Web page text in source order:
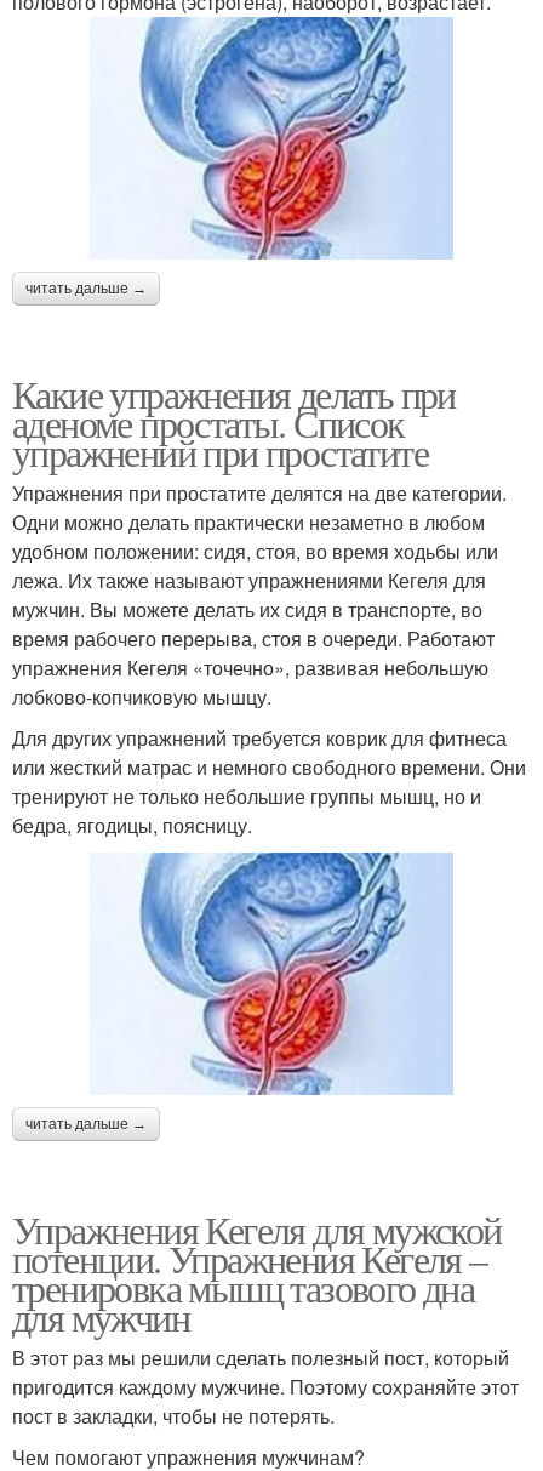
читать дальше →
Какие упражнения делать при
аденоме простаты. Список
упражнений при простатите
Упражнения при простатите делятся на две категории.
Одни можно делать практически незаметно в любом
удобном положении: сидя, стоя, во время ходьбы или
лежа. Их также называют упражнениями Кегеля для
мужчин. Вы можете делать их сидя в транспорте, во
время рабочего перерыва, стоя в очереди. Работают
упражнения Кегеля «точечно», развивая небольшую
лобково-копчиковую мышцу.
Для других упражнений требуется коврик для фитнеса
или жесткий матрас и немного свободного времени. Они
тренируют не только небольшие группы мышц, но и
бедра, ягодицы, поясницу.
читать дальше →
Упражнения Кегеля для мужской
потенции. Упражнения Кегеля –
тренировка мышц тазового дна
для мужчин
В этот раз мы решили сделать полезный пост, который
пригодится каждому мужчине. Поэтому сохраняйте этот
пост в закладки, чтобы не потерять.
Чем помогают упражнения мужчинам?